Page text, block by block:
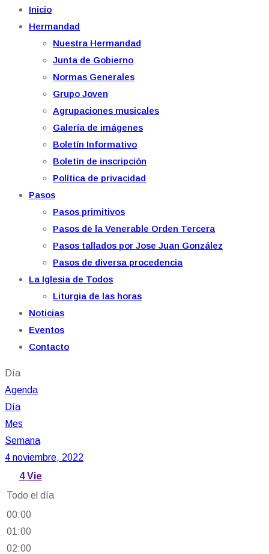
Inicio
Hermandad
Nuestra Hermandad
Junta de Gobierno
Normas Generales
Grupo Joven
Agrupaciones musicales
Galería de imágenes
Boletín Informativo
Boletín de inscripción
Política de privacidad
Pasos
Pasos primitivos
Pasos de la Venerable Orden Tercera
Pasos tallados por Jose Juan González
Pasos de diversa procedencia
La Iglesia de Todos
Liturgia de las horas
Noticias
Eventos
Contacto
Día
Agenda
Día
Mes
Semana
4 noviembre, 2022
4 Vie
Todo el día
00:00
01:00
02:00